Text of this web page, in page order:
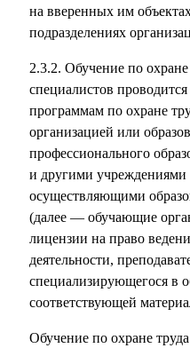
на вверенных им
подразделениях
2.3.2. Обучение по
специалистов
программам по охране
организацией или
профессионального
и другими учреждениями
осуществляющими
(далее — обучающие
лицензии на право
деятельности,
специализирующегося в
соответствующей
Обучение по охране